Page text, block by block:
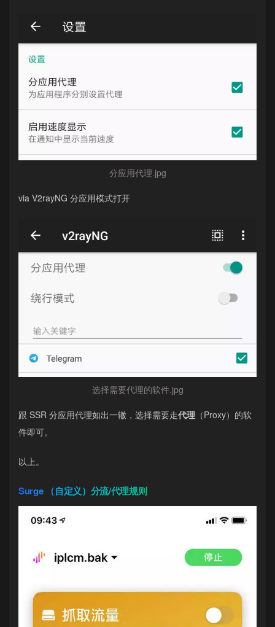
分应用代理.jpg
via V2rayNG 分应用模式打开
选择需要代理的软件.jpg
跟 SSR 分应用代理如出一辙，选择需要走代理 （Proxy）的软
件即可。
以上。
Surge （自定义）分流/代理规则